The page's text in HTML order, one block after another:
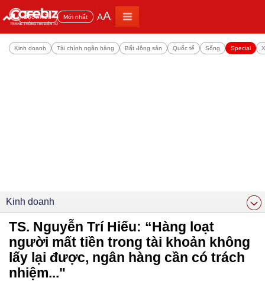
Đọc nhiều Mới nhất AA
Kinh doanh Tài chính ngân hàng Bất động sản Quốc tế Sống Special
Kinh doanh
TS. Nguyễn Trí Hiếu: “Hàng loạt
người mất tiền trong tài khoản không
lấy lại được, ngân hàng cần có trách
nhiệm..."